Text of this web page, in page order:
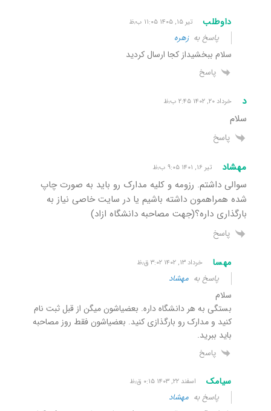
داوطلب تیر ۱۵, ۱۴۰۵ ۱۱:۰۵ ب٫ظ
پاسخ بهزهره
سلام‌ ببخشیداز کجا ارسال کردید
پاسخ
د خرداد ۲۰, ۱۴۰۲ ۲:۴۵ ب٫ظ
سلام
پاسخ
مهشاد تیر ۱۶, ۱۴۰۱ ۹:۰۵ ب٫ظ
سوالی داشتم. رزومه و کلیه مدارک رو باید به صورت چاپ
شده همراهمون داشته باشیم یا در سایت خاصی نیاز به
بارگذاری داره؟(جهت مصاحبه دانشگاه ازاد)
پاسخ
مهسا خرداد ۱۳, ۱۴۰۲ ۳:۰۲ ق٫ظ
پاسخ به مهشاد
سلام
بستگی به هر دانشگاه داره. بعضیاشون میگن از قبل ثبت نام
کنید و مدارک رو بارگذازی کنید. بعضیاشون فقط روز مصاحبه
باید ببرید.
پاسخ
سیامک اسفند ۲۲, ۱۴۰۳ ۰:۱۵ ق٫ظ
پاسخ به مهشاد